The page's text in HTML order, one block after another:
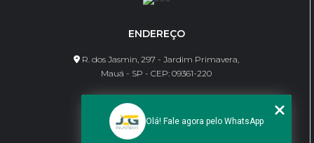
ENDEREÇO
R. dos Jasmin, 297 - Jardim Primavera,
Mauá - SP - CEP: 09361-220
CONTATO
(11) 95462-8630
Olá! Fale agora pelo WhatsApp